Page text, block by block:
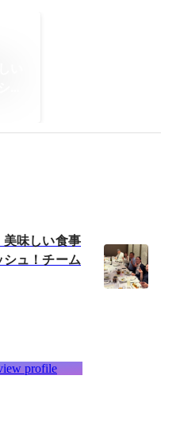
美味しい食事
ュ！チーム
profile